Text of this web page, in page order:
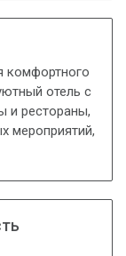
комфортного
отель с
и рестораны,
мероприятий,